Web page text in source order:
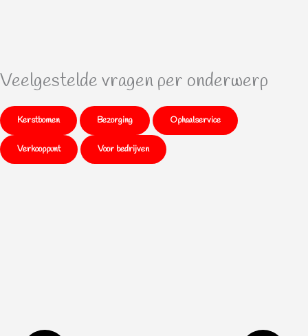
Veelgestelde vragen per onderwerp
Kerstbomen Bezorging Ophaalservice
Verkooppunt Voor bedrijven